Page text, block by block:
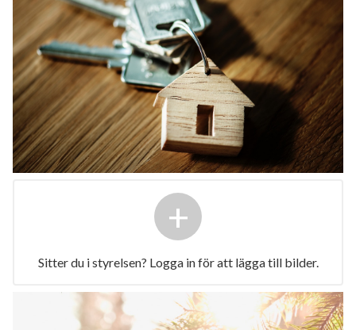
+
Sitter du i styrelsen? Logga in för att lägga till bilder.